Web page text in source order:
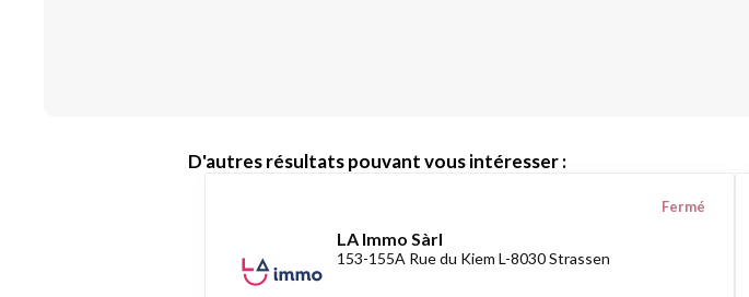
D'autres résultats pouvant vous intéresser :
LA Immo Sàrl
153-155A Rue du Kiem L-8030 Strassen
Fermé